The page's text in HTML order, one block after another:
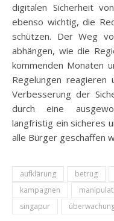
digitalen Sicherheit
ebenso wichtig, die
schützen. Der Weg
abhängen, wie die
kommenden Monaten
Regelungen
Verbesserung der
durch eine
langfristig ein sicheres
alle Bürger geschaffen
aufklärung betrug
kampagnen
singapur